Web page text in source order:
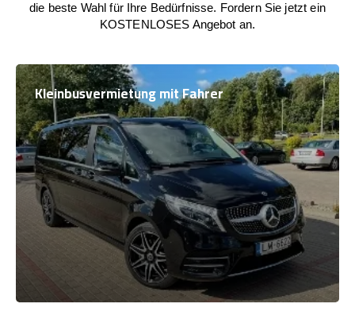
die beste Wahl für Ihre Bedürfnisse. Fordern Sie jetzt ein
KOSTENLOSES Angebot an.
Kleinbusvermietung mit Fahrer